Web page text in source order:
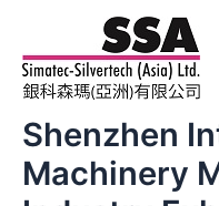
content
Shenzhen
Machinery